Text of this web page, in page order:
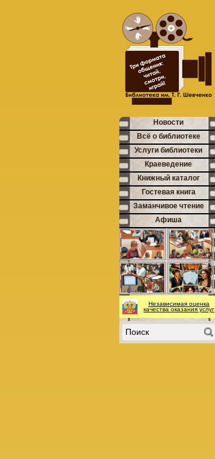
Новости
Всё о библиотеке
Услуги библиотеки
Краеведение
Книжный каталог
Гостевая книга
Заманчивое чтение
Афиша
Независимая оценка
качества оказания услуг